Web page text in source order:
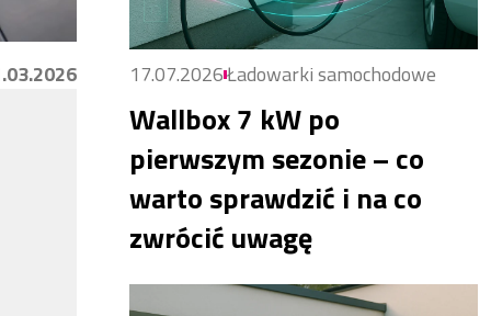
17.07.2026Ładowarki samochodowe
Wallbox 7 kW po
pierwszym sezonie – co
warto sprawdzić i na co
zwrócić uwagę